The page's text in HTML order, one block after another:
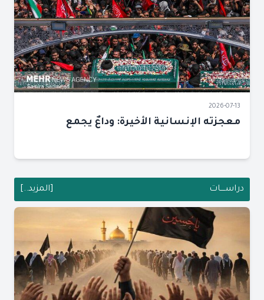
2026-07-13
معجزته الإنسانية الأخيرة: وداعٌ يجمع
دراســــات [المزيد..]